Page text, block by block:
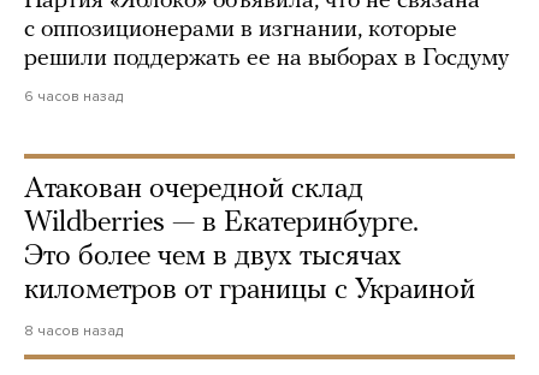
с оппозиционерами в изгнании, которые
решили поддержать ее на выборах в Госдуму
6 часов назад
Атакован очередной склад
Wildberries — в Екатеринбурге.
Это более чем в двух тысячах
километров от границы с Украиной
8 часов назад